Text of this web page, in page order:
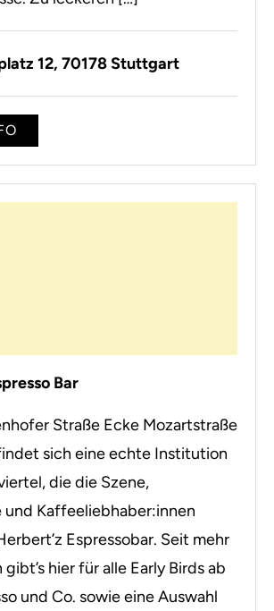
12, 70178 Stuttgart
Bar
Straße Ecke Mozartstraße
sich eine echte Institution
die die Szene,
und Kaffeeliebhaber:innen
Espressobar. Seit mehr
gibt’s hier für alle Early Birds ab
und Co. sowie eine Auswahl